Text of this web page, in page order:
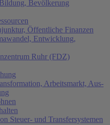
Bevölkerung
Öffentliche Finanzen
Entwicklung,
Ruhr (FDZ)
Arbeitsmarkt, Aus-
Steuer- und Transfersystemen